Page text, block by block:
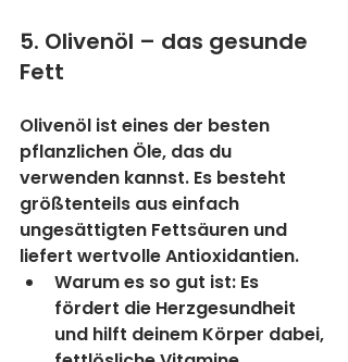
5. Olivenöl – das gesunde
Fett
Olivenöl ist eines der besten
pflanzlichen Öle, das du
verwenden kannst. Es besteht
größtenteils aus einfach
ungesättigten Fettsäuren und
liefert wertvolle Antioxidantien.
Warum es so gut ist: Es
fördert die Herzgesundheit
und hilft deinem Körper dabei,